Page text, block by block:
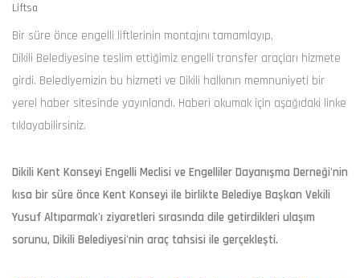
Liftsa
Bir süre önce engelli liftlerinin montajını tamamlayıp,
Dikili Belediyesine teslim ettiğimiz engelli transfer araçları hizmete
girdi. Belediyemizin bu hizmeti ve Dikili halkının memnuniyeti bir
yerel haber sitesinde yayınlandı. Haberi okumak için aşağıdaki linke
tıklayabilirsiniz.
Dikili Kent Konseyi Engelli Meclisi ve Engelliler Dayanışma Derneği'nin
kısa bir süre önce Kent Konseyi ile birlikte Belediye Başkan Vekili
Yusuf Altıparmak'ı ziyaretleri sırasında dile getirdikleri ulaşım
sorunu, Dikili Belediyesi'nin araç tahsisi ile gerçekleşti.